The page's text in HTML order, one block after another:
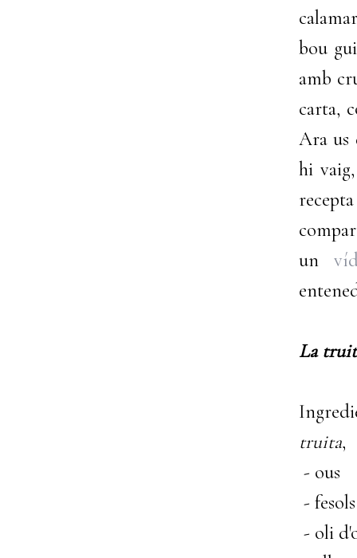
bou
amb
carta,
Ara us
hi
un
La
truita,
- ous
-
- oli